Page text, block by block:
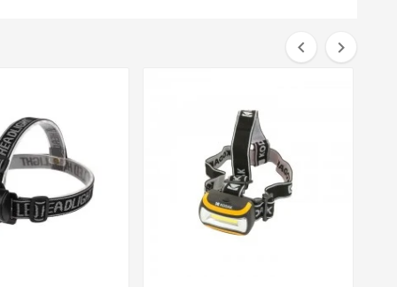
 